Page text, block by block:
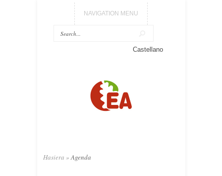
NAVIGATION MENU
Castellano
Hasiera » Agenda